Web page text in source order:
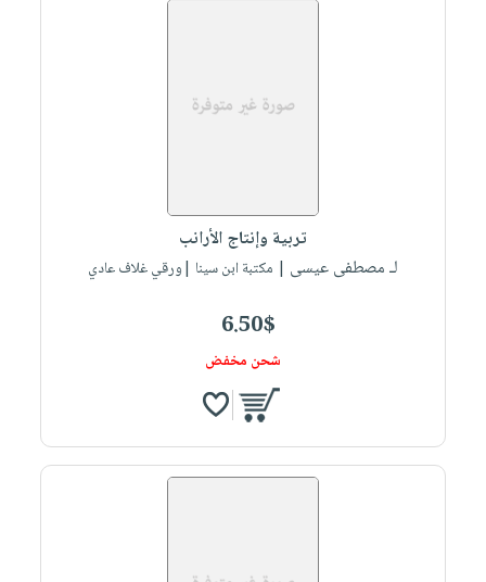
تربية وإنتاج الأرانب
لـ مصطفى عيسى | مكتبة ابن سينا |ورقي غلاف عادي
6.50$
شحن مخفض